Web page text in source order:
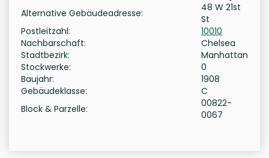
Alternative Gebäudeadresse:
48 W 21st
St
Postleitzahl:
10010
Nachbarschaft:
Chelsea
Stadtbezirk:
Manhattan
Stockwerke:
0
Baujahr:
1908
Gebäudeklasse:
C
Block & Parzelle:
00822-
0067